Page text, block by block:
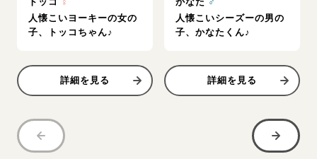
人懐こいヨーキーの女の
子、トッコちゃん♪
詳細を見る
人懐こいシーズーの男の
子、かなたくん♪
詳細を見る